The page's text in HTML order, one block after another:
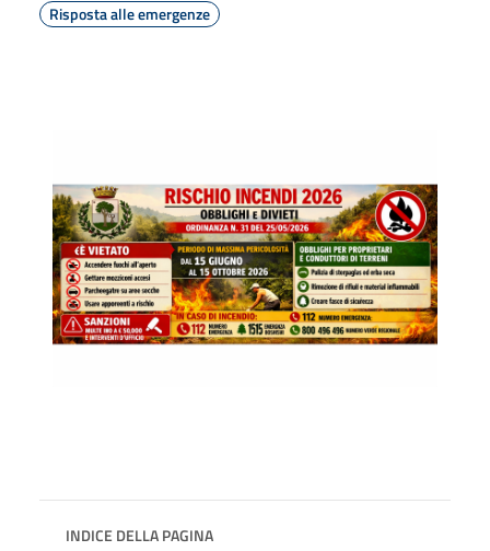
Risposta alle emergenze
INDICE DELLA PAGINA